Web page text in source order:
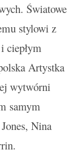
Światowe
stylowi z
ciepłym
Artystka
wytwórni
samym
Nina